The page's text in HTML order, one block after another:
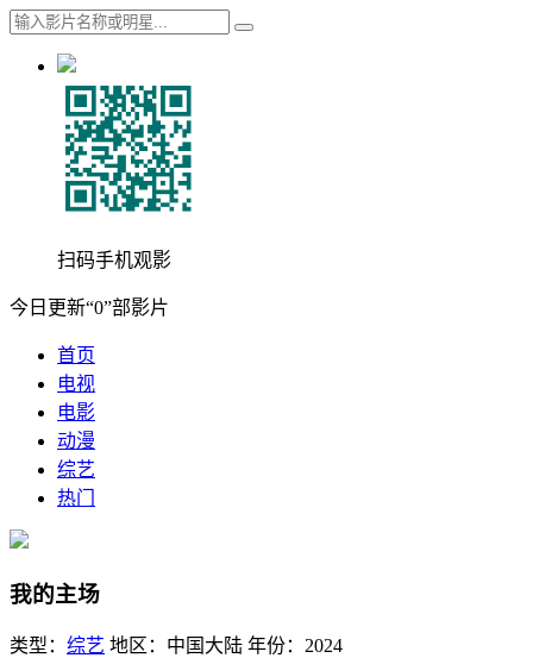
扫码手机观影
今日更新“0”部影片
首页
电视
电影
动漫
综艺
热门
我的主场
类型： 综艺 地区： 中国大陆 年份： 2024